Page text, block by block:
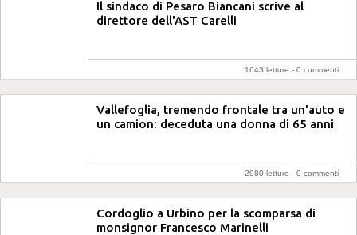
Il sindaco di Pesaro Biancani scrive al
direttore dell'AST Carelli
1643 letture - 0 commenti
Vallefoglia, tremendo frontale tra un'auto e
un camion: deceduta una donna di 65 anni
2980 letture - 0 commenti
Cordoglio a Urbino per la scomparsa di
monsignor Francesco Marinelli